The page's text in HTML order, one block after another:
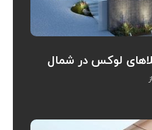
لوکس در شمال